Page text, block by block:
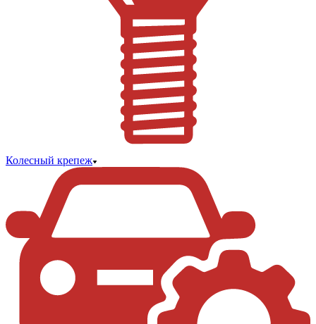
Колесный крепеж